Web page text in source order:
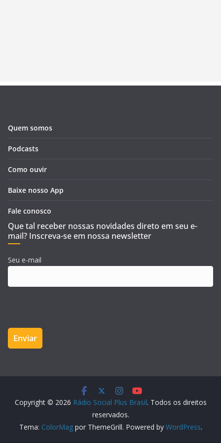
Quem somos
Podcasts
Como ouvir
Baixe nosso App
Fale conosco
Que tal receber nossas novidades direto em seu e-
mail? Inscreva-se em nossa newsletter
Seu e-mail
Copyright © 2026 Rádio Social Plus Brasil. Todos os direitos
reservados.
Tema: ColorMagpor ThemeGrill. Powered by WordPress.